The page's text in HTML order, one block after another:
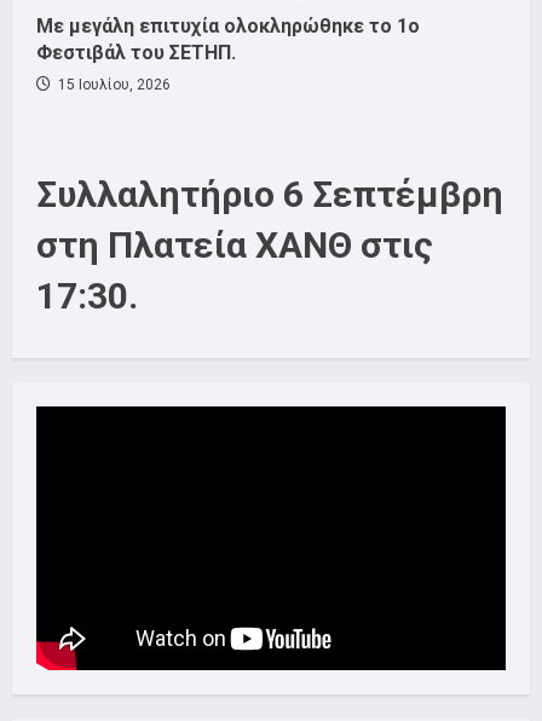
Με μεγάλη επιτυχία ολοκληρώθηκε το 1ο
Φεστιβάλ του ΣΕΤΗΠ.
15 Ιουλίου, 2026
Συλλαλητήριο 6 Σεπτέμβρη
στη Πλατεία ΧΑΝΘ στις
17:30.